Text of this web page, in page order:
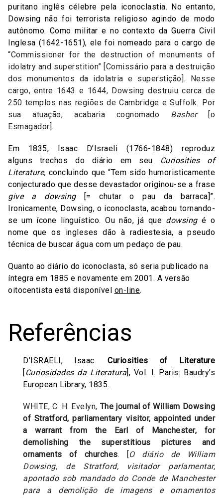
puritano inglês célebre pela iconoclastia. No entanto,
Dowsing não foi terrorista religioso agindo de modo
autônomo. Como militar e no contexto da Guerra Civil
Inglesa (1642-1651), ele foi nomeado para o cargo de
“Commissioner for the destruction of monuments of
idolatry and superstition” [Comissário para a destruição
dos monumentos da idolatria e superstição]. Nesse
cargo, entre 1643 e 1644, Dowsing destruiu cerca de
250 templos nas regiões de Cambridge e Suffolk. Por
sua atuação, acabaria cognomado Basher[o
Esmagador].
Em 1835, Isaac D’Israeli (1766-1848) reproduz
alguns trechos do diário em seu
Curiosities of
Literature, concluindo que “Tem sido humoristicamente
conjecturado que desse devastador originou-se a frase
give a dowsing[= chutar o pau da barraca]”.
Ironicamente, Dowsing, o iconoclasta, acabou tornando-
se um ícone linguístico. Ou não, já que dowsingé o
nome que os ingleses dão à radiestesia, a pseudo
técnica de buscar água com um pedaço de pau.
Quanto ao diário do iconoclasta, só seria publicado na
íntegra em 1885 e novamente em 2001. A versão
oitocentista está disponível on-line.
Referências
D’ISRAELI, Isaac.Curiosities of Literature
[Curiosidades da Literatura], Vol. I. Paris: Baudry’s
European Library, 1835.
WHITE, C. H. Evelyn, The journal of William Dowsing
of Stratford, parliamentary visitor, appointed under
a warrant from the Earl of Manchester, for
demolishing the superstitious pictures and
ornaments of churches. [O diário de William
Dowsing, de Stratford, visitador parlamentar,
apontado sob mandado do Conde de Manchester
para a demolição de imagens e ornamentos